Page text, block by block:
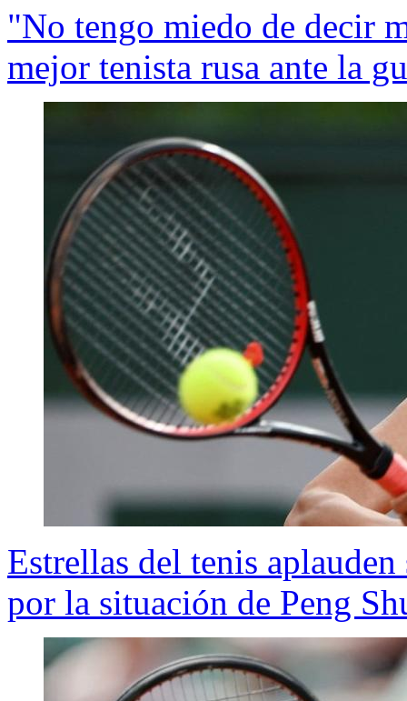
"No tengo miedo de decir
mejor tenista rusa ante la
Estrellas del tenis
por la situación de Peng